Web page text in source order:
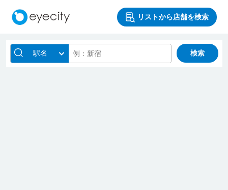
リストから店舗を検索
駅名 検索